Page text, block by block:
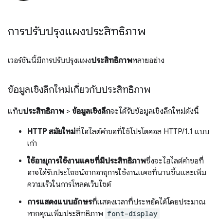
การปรับปรุงแผงประสิทธิภาพ
เวอร์ชันนี้มีการปรับปรุงแผงประสิทธิภาพหลายอย่าง
ข้อมูลเชิงลึกใหม่เกี่ยวกับประสิทธิภาพ
แท็บประสิทธิภาพ > ข้อมูลเชิงลึกจะได้รับข้อมูลเชิงลึกใหม่ดังนี้
HTTP สมัยใหม่ที่ไฮไลต์คำขอที่ใช้โปรโตคอล HTTP/1.1 แบบ
เก่า
ใช้อายุการใช้งานแคชที่มีประสิทธิภาพซึ่งจะไฮไลต์คำขอที่
อาจได้รับประโยชน์จากอายุการใช้งานแคชที่นานขึ้นและเพิ่ม
ความเร็วในการโหลดเว็บไซต์
การแสดงแบบอักษรที่แสดงเวลาที่ประหยัดได้โดยประมาณ
หากคุณเพิ่มประสิทธิภาพ font-display